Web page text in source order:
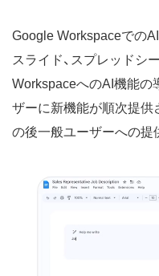
Google WorkspaceでのAI
スライド、スプレッドシ
WorkspaceへのAI機能の
ザーに新機能が順次提供
の後一般ユーザーへの提